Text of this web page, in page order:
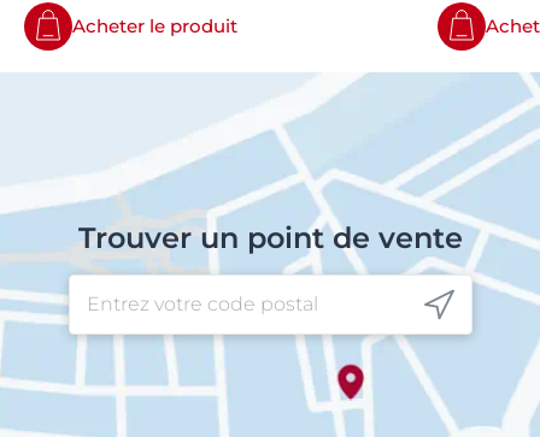
Acheter le produit
Trouver un point de vente